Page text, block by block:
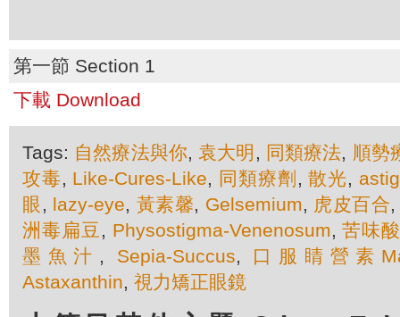
第一節 Section 1
下載 Download
Tags: 自然療法與你,袁大明 , 同類療法, 順勢
攻毒, Like-Cures-Like, 同類療劑 ,散光,
眼 , lazy-eye, 黃素馨, Gelsemium, 虎皮百合
洲毒扁豆 , Physostigma-Venenosum,苦味
墨魚汁 , Sepia-Succus, 口服睛營素
Astaxanthin, 視力矯正眼鏡